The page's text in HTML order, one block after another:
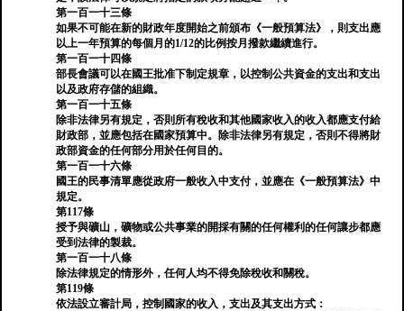
第一百一十三條
如果不可能在新的財政年度開始之前頒布《一般預算法》，則支出應
以上一年預算的每個月的1/12的比例按月撥款繼續進行。
第一百一十四條
部長會議可以在國王批准下制定規章，以控制公共資金的支出和支出
以及政府存儲的組織。
第一百一十五條
除非法律另有規定，否則所有稅收和其他國家收入的收入都應支付給
財政部，並應包括在國家預算中。除非法律另有規定，否則不得將財
政部資金的任何部分用於任何目的。
第一百一十六條
國王的民事清單應從政府一般收入中支付，並應在《一般預算法》中
規定。
第117條
授予與礦山，礦物或公共事業的開採有關的任何權利的任何讓步都應
受到法律的製裁。
第一百一十八條
除法律規定的情形外，任何人均不得免除稅收和關稅。
第119條
依法設立審計局，控制國家的收入，支出及其支出方式：